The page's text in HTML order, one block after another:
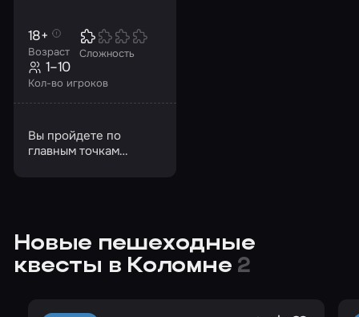
Возраст
18+
Сложность
Кол-во игроков
1–10
Вы пройдете по
главным точкам
Новые пешеходные
квесты в Коломне 2